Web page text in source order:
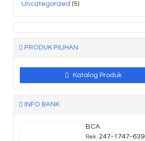
Uncategorized (5)
PRODUK PILIHAN
Katalog Produk
INFO BANK
BCA
Rek. 247-1747-639